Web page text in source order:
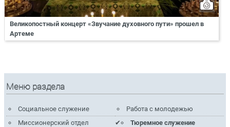
Великопостный концерт «Звучание духовного пути» прошел в
Артеме
Меню раздела
Социальное служение
Работа с молодежью
Миссионерский отдел
Тюремное служение